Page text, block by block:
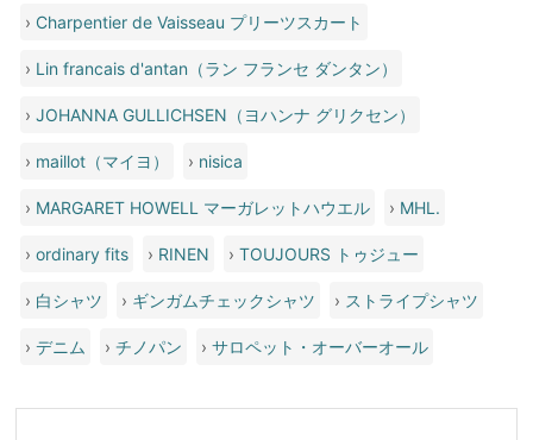
› Charpentier de Vaisseau プリーツスカート
› Lin francais d'antan（ラン フランセ ダンタン）
›JOHANNA GULLICHSEN（ヨハンナ グリクセン）
› maillot（マイヨ） › nisica
› MARGARET HOWELL マーガレットハウエル › MHL.
›ordinary fits › RINEN ›TOUJOURS トゥジュー
› 白シャツ › ギンガムチェックシャツ › ストライプシャツ
›デニム ›チノパン ›サロペット・オーバーオール